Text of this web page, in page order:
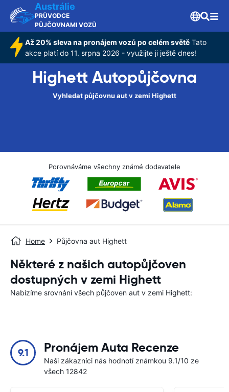
Austrálie
PRŮVODCE
PŮJČOVNAMI VOZŮ
Až 20% sleva na pronájem vozů po celém světě Tato
akce platí do 11. srpna 2026 - využijte ji ještě dnes!
Highett Autopůjčovna
Vyhledat půjčovnu aut v zemi Highett
Porovnáváme všechny známé dodavatele
Home Půjčovna aut Highett
Některé z našich autopůjčoven
dostupných v zemi Highett
Nabízíme srovnání všech půjčoven aut v zemi Highett:
9.1 Pronájem Auta Recenze
Naši zákazníci nás hodnotí známkou 9.1/10 ze
všech 12842